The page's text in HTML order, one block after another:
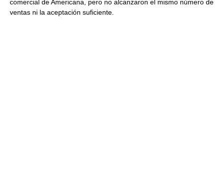
comercial de Americana, pero no alcanzaron el mismo número de
ventas ni la aceptación suficiente.